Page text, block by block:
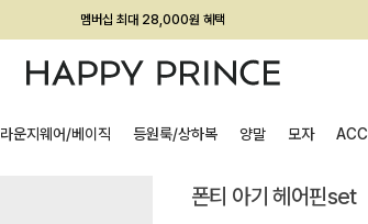
회원전용 아울렛, 가입하면 ~60% 할인!
멤버십 최대 28,000원 혜택
라운지웨어/베이직 등원룩/상하복 양말 모자 ACC
폰티 아기 헤어핀set